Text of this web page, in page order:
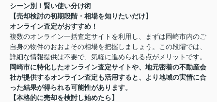
シーン別！賢い使い分け術
【売却検討の初期段階・相場を知りたいだけ】
オンライン査定がおすすめ！
複数のオンライン一括査定サイトを利用し、まずは岡崎市内のご
自身の物件のおおよその相場を把握しましょう。この段階では、
詳細な情報提供は不要で、気軽に進められる点がメリットです。
岡崎市に特化したオンライン査定サイトや、地元密着の不動産会
社が提供するオンライン査定も活用すると、より地域の実情に合
った結果が得られる可能性があります。
【本格的に売却を検討し始めたら】